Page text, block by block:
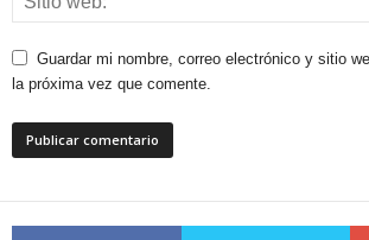
Guardar mi nombre, correo electrónico y sitio
la próxima vez que comente.